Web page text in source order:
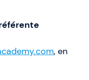
, en